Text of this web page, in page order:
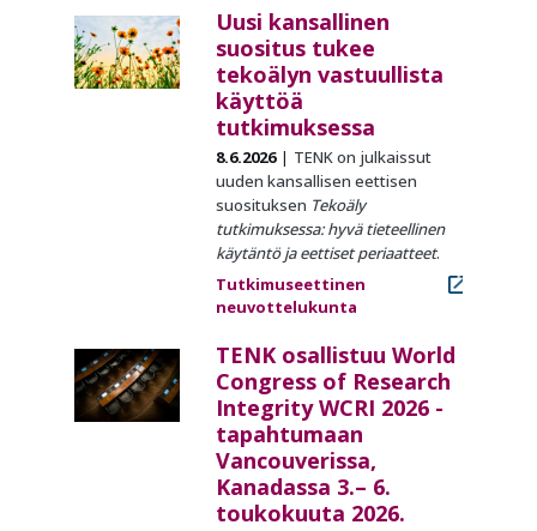
Uusi kansallinen
suositus tukee
tekoälyn vastuullista
käyttöä
tutkimuksessa
8.6.2026
TENK on julkaissut
uuden kansallisen eettisen
suosituksen Tekoäly
tutkimuksessa: hyvä tieteellinen
käytäntö ja eettiset periaatteet.
Tutkimuseettinen
neuvottelukunta
TENK osallistuu World
Congress of Research
Integrity WCRI 2026 -
tapahtumaan
Vancouverissa,
Kanadassa 3.– 6.
toukokuuta 2026.